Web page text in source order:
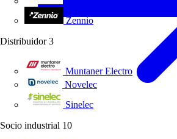
Zennio
Distribuidor 3
Muntaner Electro
Novelec
Sinelec
Socio industrial 10